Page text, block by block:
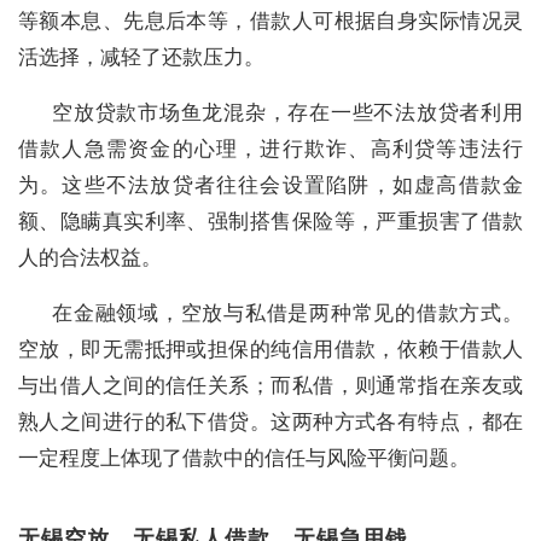
等额本息、先息后本等，借款人可根据自身实际情况灵
活选择，减轻了还款压力。
空放贷款市场鱼龙混杂，存在一些不法放贷者利用
借款人急需资金的心理，进行欺诈、高利贷等违法行
为。这些不法放贷者往往会设置陷阱，如虚高借款金
额、隐瞒真实利率、强制搭售保险等，严重损害了借款
人的合法权益。
在金融领域，空放与私借是两种常见的借款方式。
空放，即无需抵押或担保的纯信用借款，依赖于借款人
与出借人之间的信任关系；而私借，则通常指在亲友或
熟人之间进行的私下借贷。这两种方式各有特点，都在
一定程度上体现了借款中的信任与风险平衡问题。